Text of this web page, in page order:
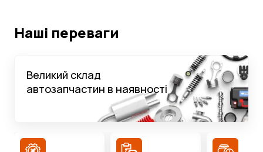
Наші переваги
Великий склад
автозапчастин в наявності